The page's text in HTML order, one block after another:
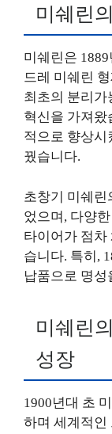
미쉐린
미쉐린은
드레 미쉐린
최초의 분리가
혁신을 가져왔
적으로 향상시
꿨습니다.
초창기 미쉐린
었으며, 다양
타이어가 점차
습니다. 특히,
납품으로 명성
미쉐린
성장
1900년대 초
하며 세계적인